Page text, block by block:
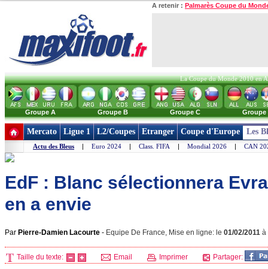
A retenir : Palmarès Coupe du
La Coupe du Monde 2010 en
Groupe A Groupe B Groupe C Groupe
Mercato Ligue 1 L2/Coupes Etranger Coupe d'Europe Les
Actu des Bleus | Euro 2024 | Class. FIFA | Mondial 2026 | CAN
EdF : Blanc sélectionnera
en a envie
Par Pierre-Damien Lacourte - Equipe De France, Mise en ligne: le 01/02/2011 à
Taille du texte: Email Imprimer Partager: